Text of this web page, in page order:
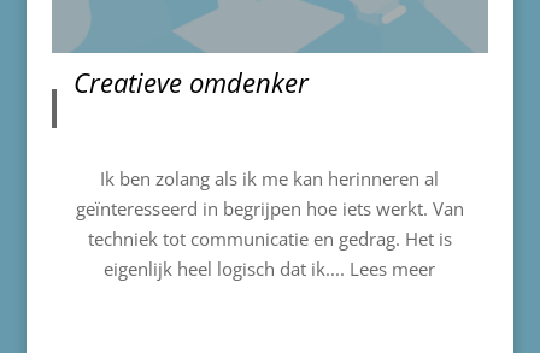
Creatieve omdenker
Ik ben zolang als ik me kan herinneren al
geïnteresseerd in begrijpen hoe iets werkt. Van
techniek tot communicatie en gedrag. Het is
eigenlijk heel logisch dat ik.... Lees meer